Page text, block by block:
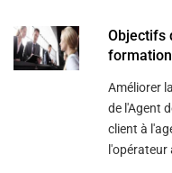
navigate
and
interact
Objectifs
formation
Améliorer
de l'Agent
client à
l'opérateur